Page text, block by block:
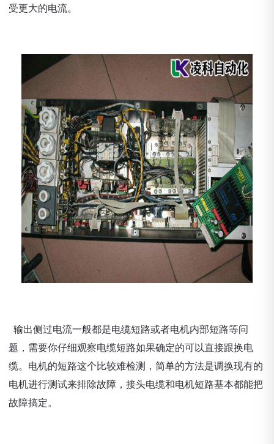
受更大的电流。
输出侧过电流一般都是电缆短路或者电机内部短路等问
题，需要你仔细观察电缆短路如果确定的可以直接跟换电
缆。电机的短路这个比较难检测，简单的方法是调换现有的
电机进行测试来排除故障，接头电缆和电机短路基本都能把
故障搞定。